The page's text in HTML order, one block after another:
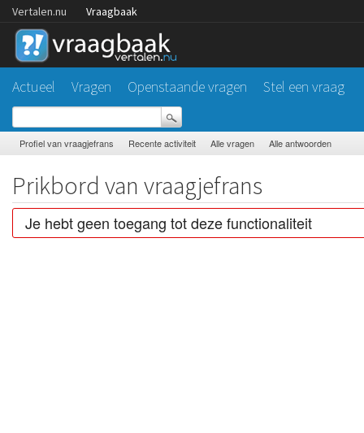
Vertalen.nu Vraagbaak
Actueel Vragen Openstaande vragen Stel een vraag
Profiel van vraagjefrans Recente activiteit Alle vragen Alle antwoorden
Prikbord van vraagjefrans
Je hebt geen toegang tot deze functionaliteit